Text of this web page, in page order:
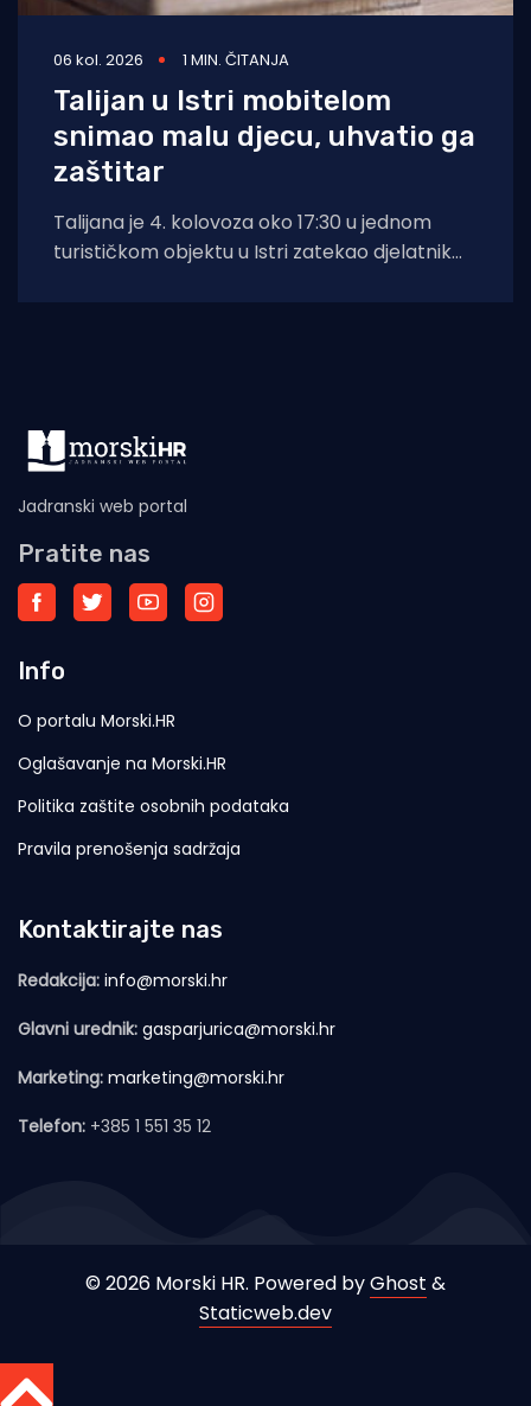
06 kol. 2026 1 MIN. ČITANJA
Talijan u Istri mobitelom
snimao malu djecu, uhvatio ga
zaštitar
Talijana je 4. kolovoza oko 17:30 u jednom
turističkom objektu u Istri zatekao djelatnik
Jadranski web portal
Pratite nas
Info
O portalu Morski.HR
Oglašavanje na Morski.HR
Politika zaštite osobnih podataka
Pravila prenošenja sadržaja
Kontaktirajte nas
Redakcija: info@morski.hr
Glavni urednik: gasparjurica@morski.hr
Marketing: marketing@morski.hr
Telefon: +385 1 551 35 12
© 2026 Morski HR. Powered byGhost &
Staticweb.dev